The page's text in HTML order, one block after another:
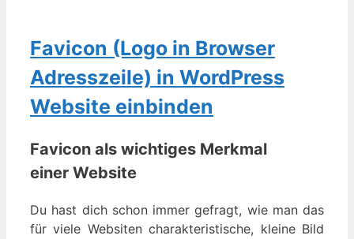
Favicon (Logo in Browser
Adresszeile) in WordPress
Website einbinden
Favicon als wichtiges Merkmal
einer Website
Du hast dich schon immer gefragt, wie man das
für viele Websiten charakteristische, kleine Bild